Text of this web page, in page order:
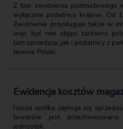
Z tzw. zwolnienia podmiotowego
wyłącznie podatnicy krajowi. Od
Zwolnienie przysługuje także w
więc być nim objęci zarówno
tam sprzedaży, jak i podatnicy z
terenie Polski.
Ewidencja kosztów
Nasza spółka zajmuje się
towarów jest
jednostek.